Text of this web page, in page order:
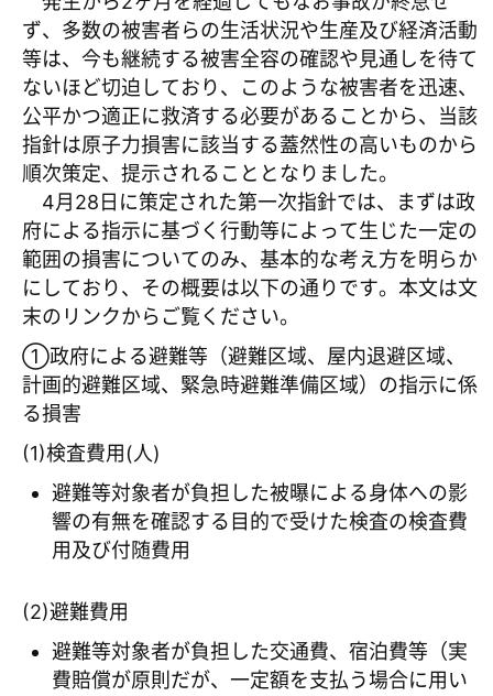
ず、多数の被害者らの生活状況や生産及び経済活動
等は、今も継続する被害全容の確認や見通しを待て
ないほど切迫しており、このような被害者を迅速、
公平かつ適正に救済する必要があることから、当該
指針は原子力損害に該当する蓋然性の高いものから
順次策定、提示されることとなりました。
4月28日に策定された第一次指針では、まずは政
府による指示に基づく行動等によって生じた一定の
範囲の損害についてのみ、基本的な考え方を明らか
にしており、その概要は以下の通りです。本文は文
末のリンクからご覧ください。
①政府による避難等（避難区域、屋内退避区域、
計画的避難区域、緊急時避難準備区域）の指示に係
る損害
(1)検査費用(人)
避難等対象者が負担した被曝による身体への影
響の有無を確認する目的で受けた検査の検査費
用及び付随費用
(2)避難費用
避難等対象者が負担した交通費、宿泊費等（実
費賠償が原則だが、一定額を支払う場合に用い